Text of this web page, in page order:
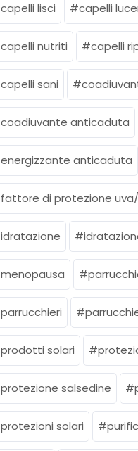
capelli lisci capelli
capelli nutriti capelli
capelli sani
coadiuvante anticaduta
energizzante anticaduta
fattore di protezione
idratazione
menopausa
parrucchieri
prodotti solari
protezione salsedine
protezioni solari